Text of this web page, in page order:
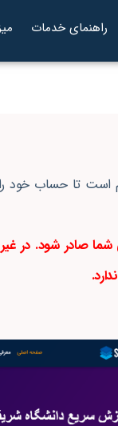
راهنمای خدمات
تا حساب خود را
شما صادر شود.